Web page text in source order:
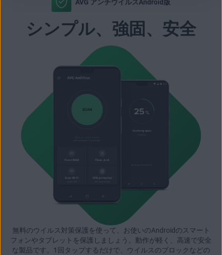
AVG アンチウイルスAndroid版
シンプル、強固、安全
無料のウイルス対策保護を使って、お使いのAndroidのスマート
フォンやタブレットを保護しましょう。動作が軽く、高速で安全
な製品です。1回タップするだけで、ウイルスのブロックなどの